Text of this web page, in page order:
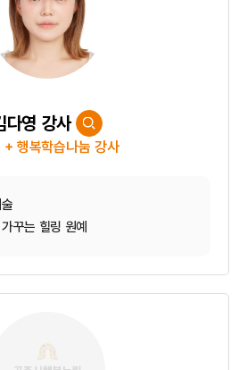
다영 강사
+ 행복학습나눔 강사
꾸는 힐링 원예